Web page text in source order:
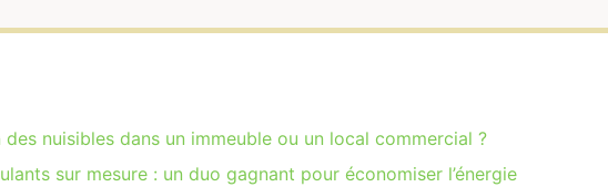
nuisibles dans un immeuble ou un local commercial ?
sur mesure : un duo gagnant pour économiser l’énergie